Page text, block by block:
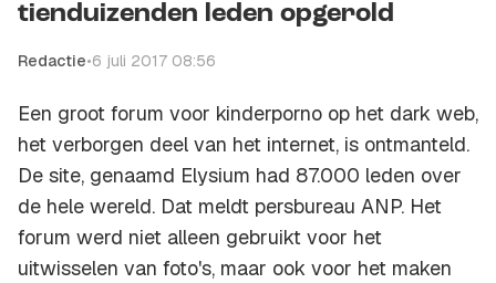
tienduizenden leden opgerold
Redactie•6 juli 2017 08:56
Een groot forum voor kinderporno op het dark web,
het verborgen deel van het internet, is ontmanteld.
De site, genaamd Elysium had 87.000 leden over
de hele wereld. Dat meldt persbureau ANP. Het
forum werd niet alleen gebruikt voor het
uitwisselen van foto's, maar ook voor het maken